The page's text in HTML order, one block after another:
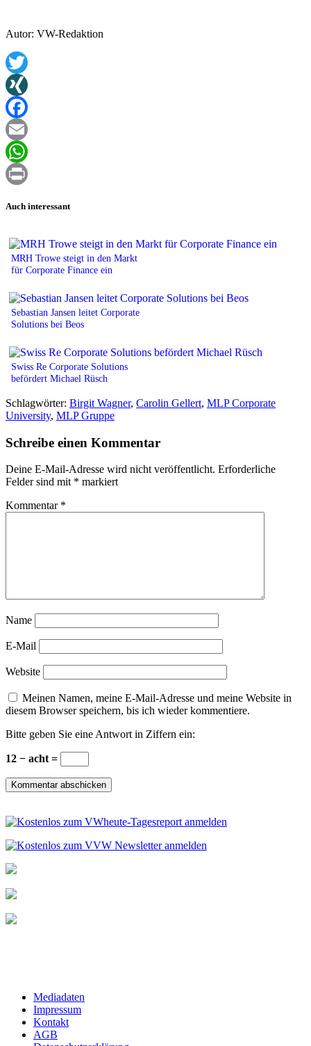
Autor: VW-Redaktion
Twitter
XING
Facebook
Email
WhatsApp
Auch interessant
MRH Trowe steigt in den Markt
für Corporate Finance ein
Sebastian Jansen leitet Corporate
Solutions bei Beos
Swiss Re Corporate Solutions
befördert Michael Rüsch
Schlagwörter: Birgit Wagner, Carolin Gellert, MLP Corporate
University, MLP Gruppe
Schreibe einen Kommentar
Deine E-Mail-Adresse wird nicht veröffentlicht. Erforderliche
Felder sind mit * markiert
Kommentar *
Name
E-Mail
Website
Meinen Namen, meine E-Mail-Adresse und meine Website in
diesem Browser speichern, bis ich wieder kommentiere.
Bitte geben Sie eine Antwort in Ziffern ein:
12 − acht =
Mediadaten
Impressum
Kontakt
AGB